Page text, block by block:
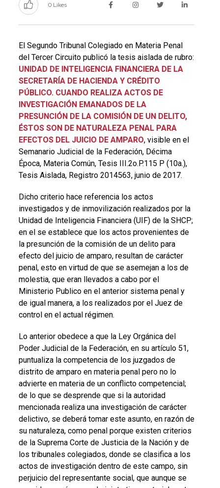
0 Likes
El Segundo Tribunal Colegiado en Materia Penal
del Tercer Circuito publicó la tesis aislada de rubro:
UNIDAD DE INTELIGENCIA FINANCIERA DE LA
SECRETARÍA DE HACIENDA Y CRÉDITO
PÚBLICO. CUANDO REALIZA ACTOS DE
INVESTIGACIÓN EMANADOS DE LA
PRESUNCIÓN DE LA COMISIÓN DE UN DELITO,
ÉSTOS SON DE NATURALEZA PENAL PARA
EFECTOS DEL JUICIO DE AMPARO, visible en el
Semanario Judicial de la Federación, Décima
Época, Materia Común, Tesis III.2o.P.115 P (10a.),
Tesis Aislada, Registro 2014563, junio de 2017.
Dicho criterio hace referencia los actos
investigados y de inmovilización realizados por la
Unidad de Inteligencia Financiera (UIF) de la SHCP;
en el se establece que los actos provenientes de
la presunción de la comisión de un delito para
efecto del juicio de amparo, resultan de carácter
penal, esto en virtud de que se asemejan a los de
molestia, que eran llevados a cabo por el
Ministerio Publico en el anterior sistema penal y
de igual manera, a los realizados por el Juez de
control en el actual régimen.
Lo anterior obedece a que la Ley Orgánica del
Poder Judicial de la Federación, en su artículo 51,
puntualiza la competencia de los juzgados de
distrito de amparo en materia penal pero no lo
advierte en materia de un conflicto competencial;
de lo que se desprende que si la autoridad
mencionada realiza una investigación de carácter
delictivo, se deberá tomar este asunto, en razón de
su naturaleza, como penal porque existen criterios
de la Suprema Corte de Justicia de la Nación y de
los tribunales colegiados, donde se clasifica a los
actos de investigación dentro de este campo, sin
perjuicio del representante social, que aunque se